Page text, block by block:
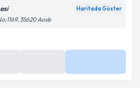
işlenmesine ilişkin
kabul ediyorum.
Haritada Göster
35620 Aosb